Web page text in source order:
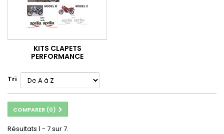
KITS CLAPETS
PERFORMANCE
Tri
COMPARER (0)
Résultats 1 - 7 sur 7.